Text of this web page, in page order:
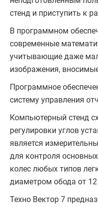
стенд и приступить к
В программном
современные
учитывающие даже
изображения,
Программное
систему управления
Компьютерный стенд
регулировки углов
является
для контроля
колес любых типов
диаметром обода от
Техно Вектор 7